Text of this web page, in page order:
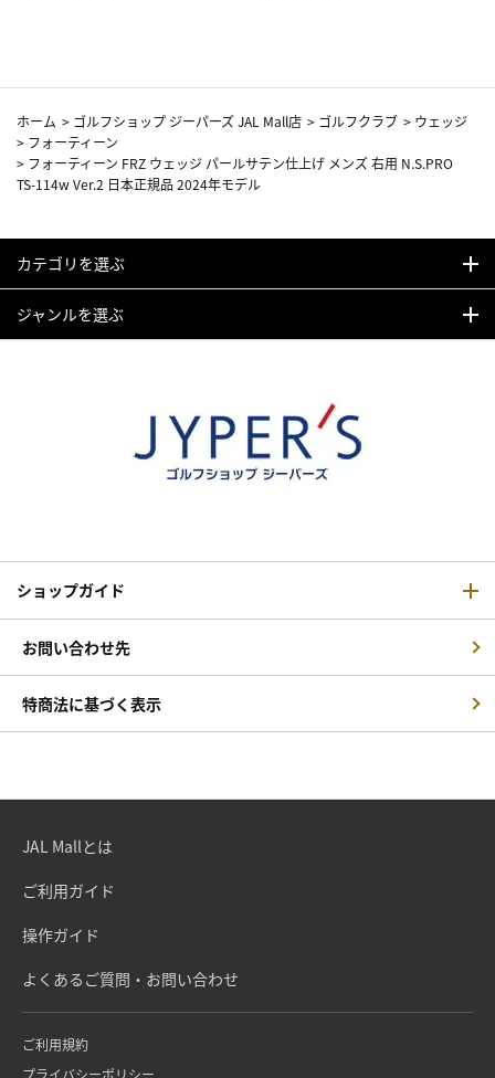
ホーム > ゴルフショップ ジーパーズ JAL Mall店 > ゴルフクラブ > ウェッジ
> フォーティーン
> フォーティーン FRZ ウェッジ パールサテン仕上げ メンズ 右用 N.S.PRO
TS-114w Ver.2 日本正規品 2024年モデル
カテゴリを選ぶ
ジャンルを選ぶ
ショップガイド
お問い合わせ先
特商法に基づく表示
JAL Mallとは
ご利用ガイド
操作ガイド
よくあるご質問・お問い合わせ
ご利用規約